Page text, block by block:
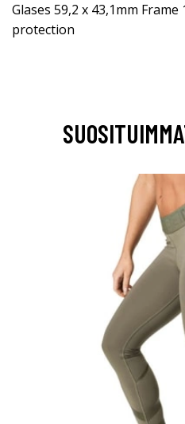
Glases 59,2 x 43,1mm Frame
protection